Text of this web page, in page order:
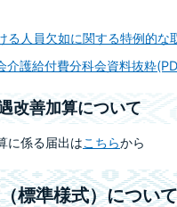
る人員欠如に関する特例的
護給付費分科会資料抜粋
改善加算について
に係る届出はこちらから
標準様式）について